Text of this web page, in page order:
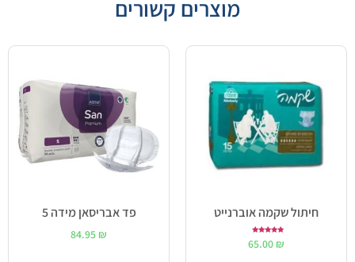
מוצרים קשורים
חיתול שקמה אוברנייט
5.00
65.00 ₪
פד אבריסאן מידה 5
84.95 ₪